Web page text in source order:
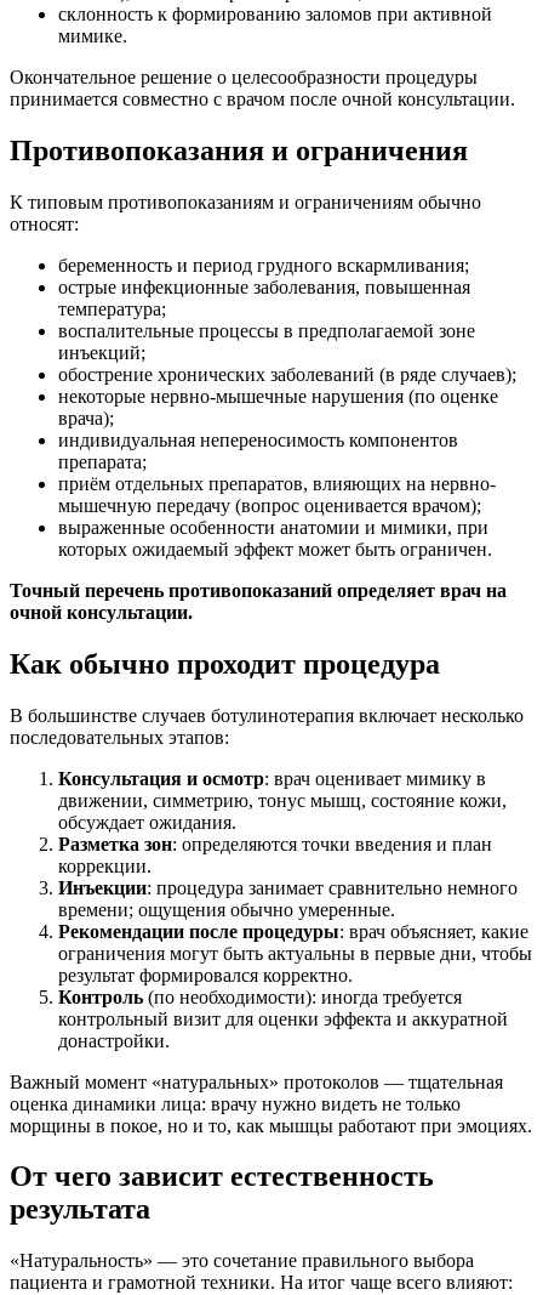
склонность к формированию заломов при активной
мимике.
Окончательное решение о целесообразности процедуры
принимается совместно с врачом после очной консультации.
Противопоказания и ограничения
К типовым противопоказаниям и ограничениям обычно
относят:
беременность и период грудного вскармливания;
острые инфекционные заболевания, повышенная
температура;
воспалительные процессы в предполагаемой зоне
инъекций;
обострение хронических заболеваний (в ряде случаев);
некоторые нервно-мышечные нарушения (по оценке
врача);
индивидуальная непереносимость компонентов
препарата;
приём отдельных препаратов, влияющих на нервно-
мышечную передачу (вопрос оценивается врачом);
выраженные особенности анатомии и мимики, при
которых ожидаемый эффект может быть ограничен.
Точный перечень противопоказаний определяет врач на
очной консультации.
Как обычно проходит процедура
В большинстве случаев ботулинотерапия включает несколько
последовательных этапов:
Консультация и осмотр: врач оценивает мимику в
движении, симметрию, тонус мышц, состояние кожи,
обсуждает ожидания.
Разметка зон: определяются точки введения и план
коррекции.
Инъекции: процедура занимает сравнительно немного
времени; ощущения обычно умеренные.
Рекомендации после процедуры: врач объясняет, какие
ограничения могут быть актуальны в первые дни, чтобы
результат формировался корректно.
Контроль (по необходимости): иногда требуется
контрольный визит для оценки эффекта и аккуратной
донастройки.
Важный момент «натуральных» протоколов — тщательная
оценка динамики лица: врачу нужно видеть не только
морщины в покое, но и то, как мышцы работают при эмоциях.
От чего зависит естественность
результата
«Натуральность» — это сочетание правильного выбора
пациента и грамотной техники. На итог чаще всего влияют: